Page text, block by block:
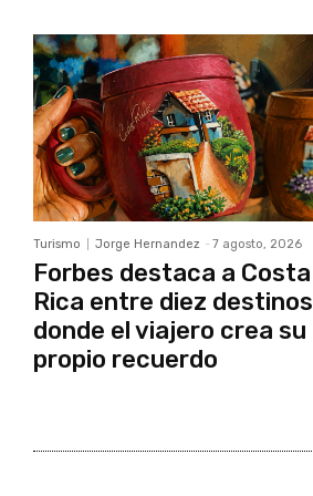
Turismo Jorge Hernandez - 7 agosto, 2026
Forbes destaca a Costa
Rica entre diez destinos
donde el viajero crea su
propio recuerdo